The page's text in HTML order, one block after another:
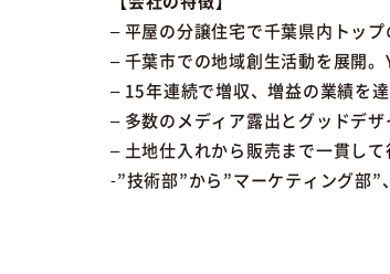
– 平屋の分譲住宅で千葉県内トップ
– 千葉市での地域創生活動を展開
– 15年連続で増収、増益の業績を達
– 多数のメディア露出とグッドデザ
– 土地仕入れから販売まで一貫して
-”技術部”から”マーケティング部